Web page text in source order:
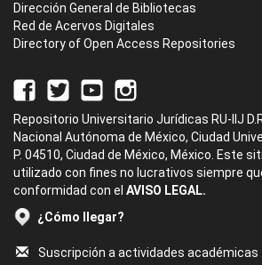
Dirección General de Bibliotecas
Red de Acervos Digitales
Directory of Open Access Repositories
Repositorio Universitario Jurídicas RU-IIJ
Nacional Autónoma de México, Ciudad
P. 04510, Ciudad de México, México. Este
utilizado con fines no lucrativos siempre
conformidad con el AVISO LEGAL.
¿Cómo llegar?
Suscripción a actividades académicas